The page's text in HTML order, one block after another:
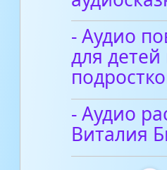
- Аудио
для детей
- Аудио
Виталия